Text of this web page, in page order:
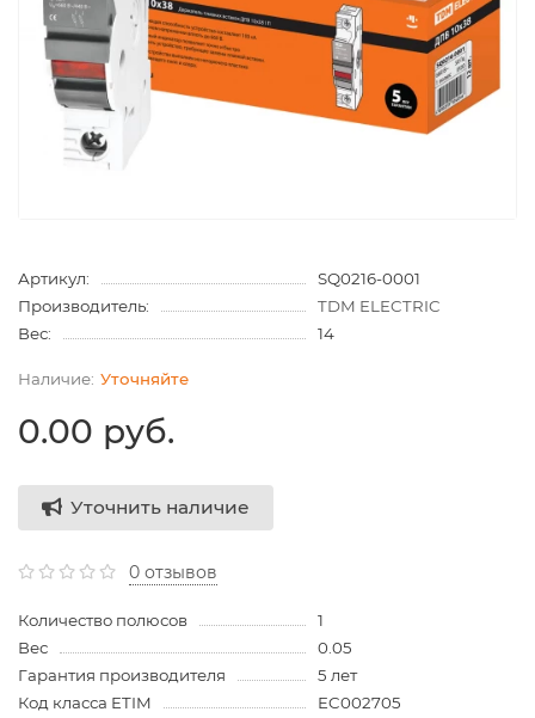
Артикул:
SQ0216-0001
Производитель:
TDM ELECTRIC
Вес:
14
Уточняйте
0.00 руб.
Уточнить наличие
0 отзывов
Количество полюсов
1
Вес
0.05
Гарантия производителя
5 лет
Код класса ETIM
EC002705